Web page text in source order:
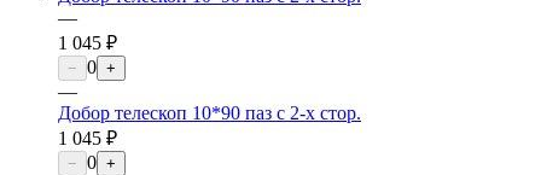
—
1 045 ₽
− 0 +
—
Добор телескоп 10*90 паз с 2-х стор.
1 045 ₽
− 0 +